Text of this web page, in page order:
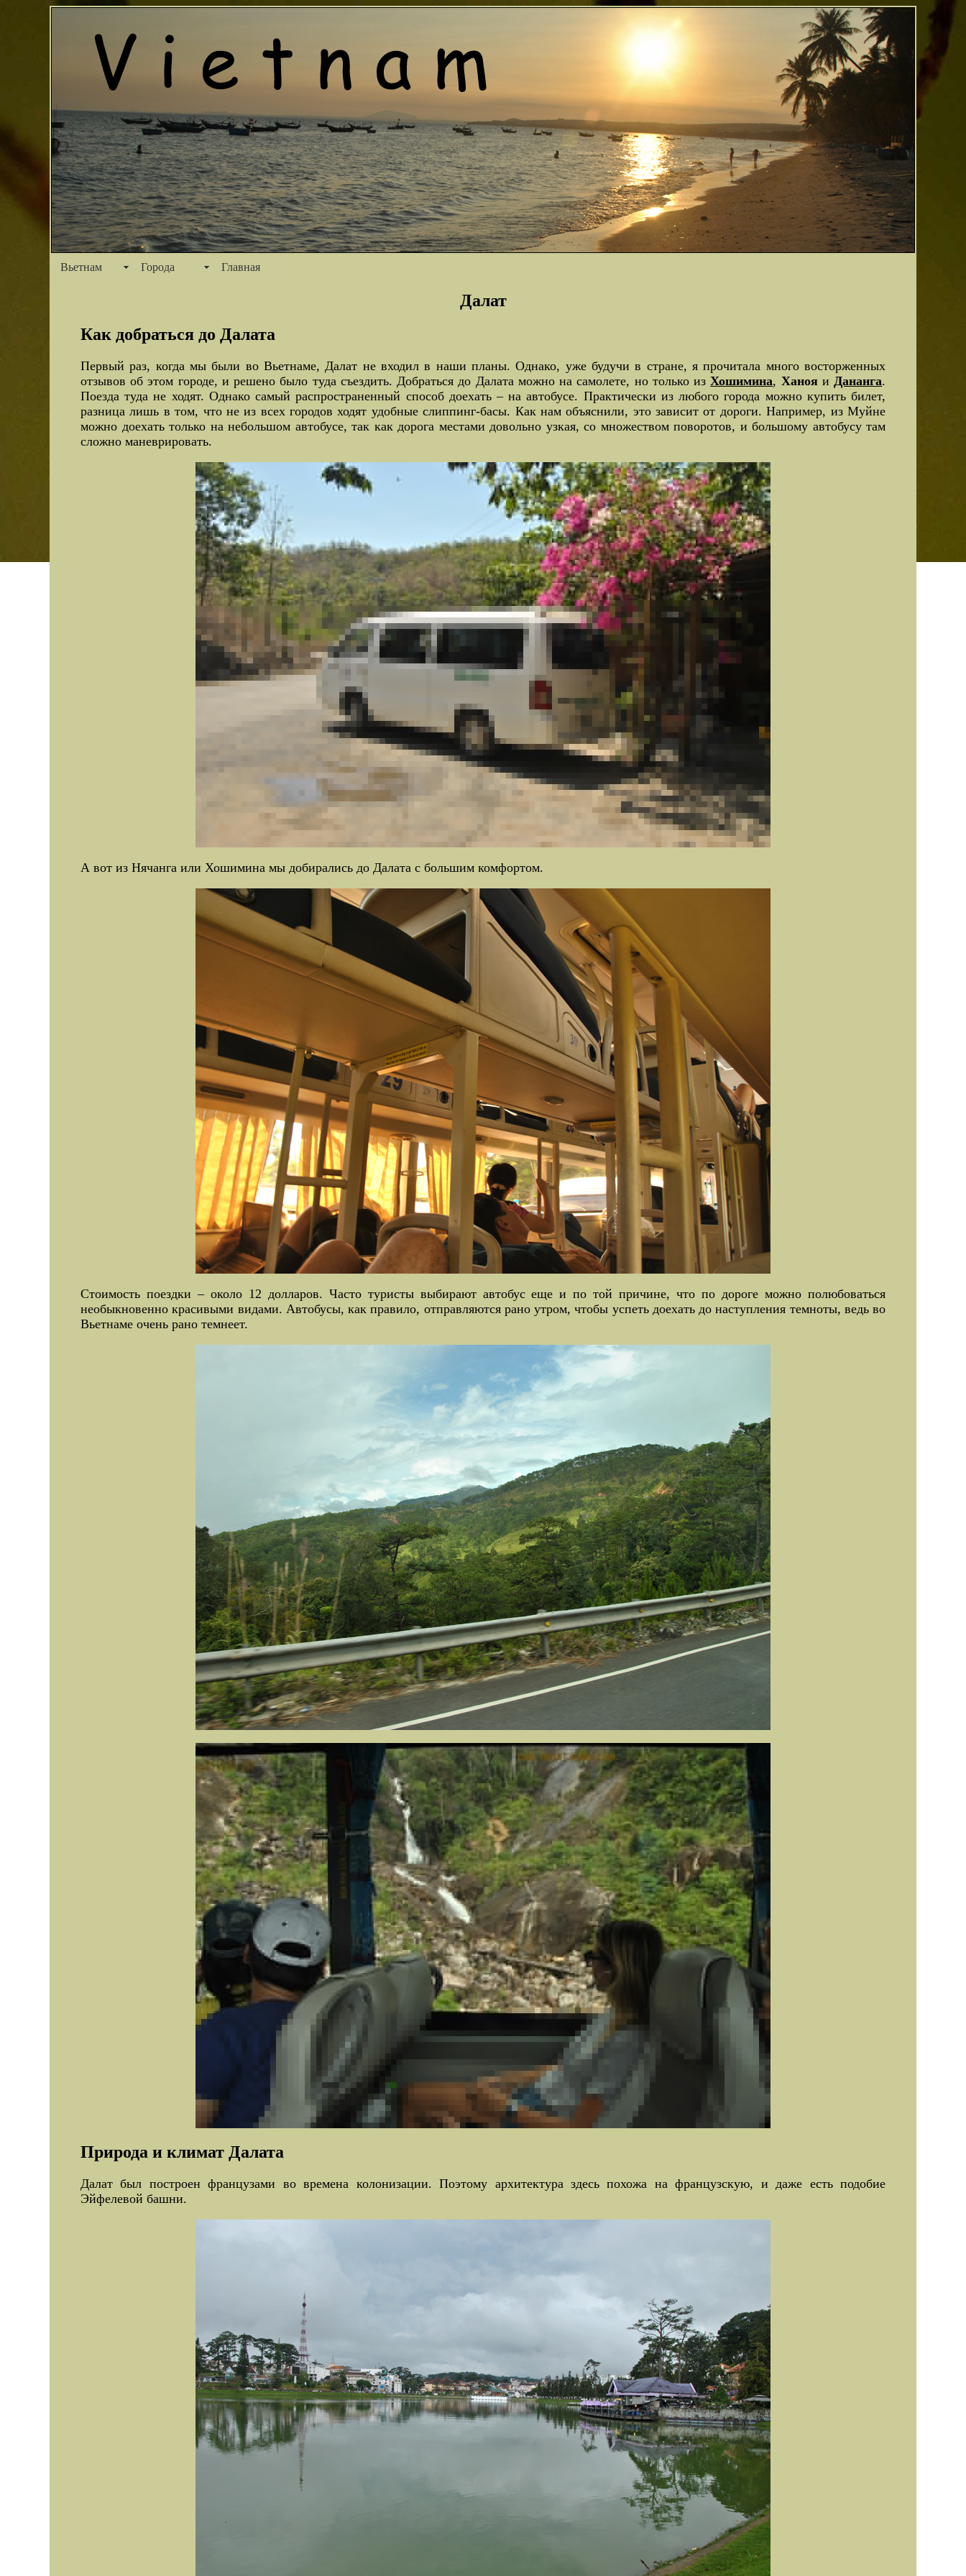
Вьетнам Города Главная
Далат
Как добраться до Далата
Первый раз, когда мы были во Вьетнаме, Далат не входил в наши планы. Однако, уже будучи в стране, я прочитала много восторженных
отзывов об этом городе, и решено было туда съездить. Добраться до Далата можно на самолете, но только изХошимина, Ханояи Дананга.
Поезда туда не ходят. Однако самый распространенный способ доехать – на автобусе. Практически из любого города можно купить билет,
разница лишь в том, что не из всех городов ходят удобные слиппинг-басы. Как нам объяснили, это зависит от дороги. Например, из Муйне
можно доехать только на небольшом автобусе, так как дорога местами довольно узкая, со множеством поворотов, и большому автобусу там
сложно маневрировать.
А вот из Нячанга или Хошимина мы добирались до Далата с большим комфортом.
Стоимость поездки – около 12 долларов. Часто туристы выбирают автобус еще и по той причине, что по дороге можно полюбоваться
необыкновенно красивыми видами. Автобусы, как правило, отправляются рано утром, чтобы успеть доехать до наступления темноты, ведь во
Вьетнаме очень рано темнеет.
Природа и климат Далата
Далат был построен французами во времена колонизации. Поэтому архитектура здесь похожа на французскую, и даже есть подобие
Эйфелевой башни.